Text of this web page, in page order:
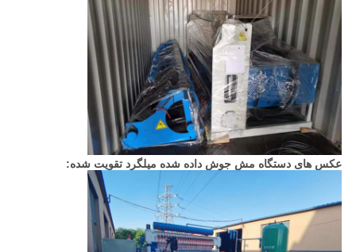
عکس های دستگاه مش جوش داده شده میلگرد تقویت شده: